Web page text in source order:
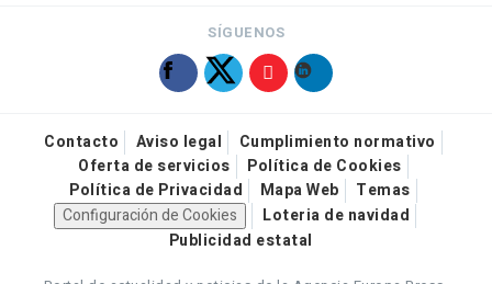
SÍGUENOS
Contacto Aviso legal
Cumplimiento normativo
Oferta de servicios
Política de Cookies
Política de Privacidad
Mapa Web
Temas
Configuración de Cookies
Loteria de navidad
Publicidad estatal